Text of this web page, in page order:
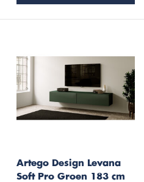
Artego Design Levana
Soft Pro Groen 183 cm